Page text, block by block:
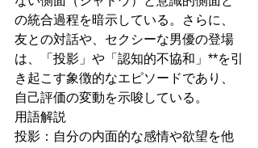
の統合過程を暗示している。さらに、
友との対話や、セクシーな男優の登場
は、「投影」や「認知的不協和」**を引
き起こす象徴的なエピソードであり、
自己評価の変動を示唆している。
用語解説
投影：自分の内面的な感情や欲望を他